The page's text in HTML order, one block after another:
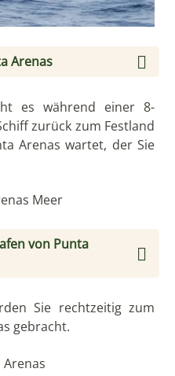
Arenas
es während einer 8-
zurück zum Festland
Arenas wartet, der Sie
von Punta
Sie rechtzeitig zum
gebracht.